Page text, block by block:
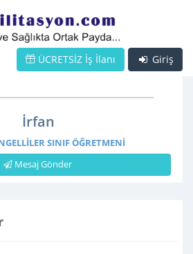
Giriş
ÜCRETSİZ İş İlanı
İrfan
SINIF ÖĞRETMENI
Mesaj Gönder